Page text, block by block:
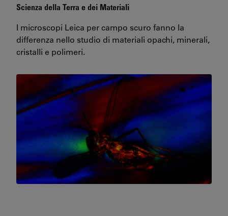
Scienza della Terra e dei Materiali
I microscopi Leica per campo scuro fanno la
differenza nello studio di materiali opachi, minerali,
cristalli e polimeri.